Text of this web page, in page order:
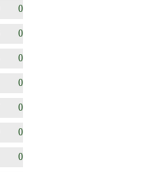
0
0
0
0
0
0
0